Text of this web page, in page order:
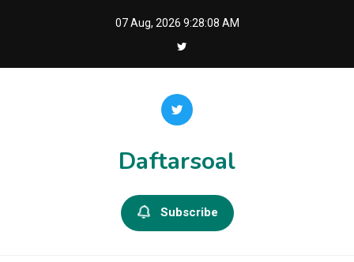
07 Aug, 2026 9:28:09 AM
Daftarsoal
Subscribe